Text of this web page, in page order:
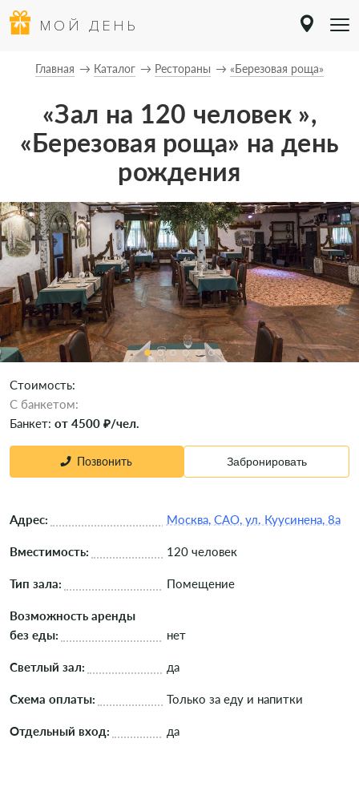
МОЙ ДЕНЬ
Главная Каталог Рестораны «Березовая роща»
«Зал на 120 человек »,
«Березовая роща» на день
рождения
Стоимость:
C банкетом:
Банкет: от 4500 ₽/чел.
Позвонить Забронировать
Адрес: Москва, САО, ул. Куусинена, 8а
Вместимость: 120 человек
Тип зала: Помещение
Возможность аренды
без еды:
нет
Светлый зал: да
Схема оплаты: Только за еду и напитки
Отдельный вход: да